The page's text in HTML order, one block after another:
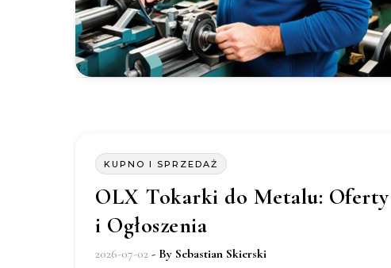
KUPNO I SPRZEDAŻ
OLX Tokarki do Metalu: Oferty
i Ogłoszenia
2026-07-02 - By Sebastian Skierski